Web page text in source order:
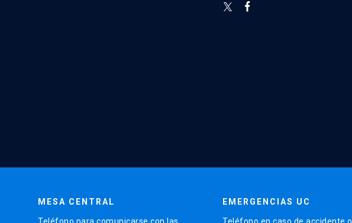
MESA CENTRAL
Teléfono para comunicarse con las
EMERGENCIAS UC
Teléfono en caso de accidente o